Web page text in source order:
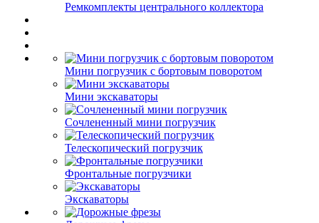
Ремкомплекты центрального коллектора
Мини погрузчик с бортовым поворотом
Мини экскаваторы
Сочлененный мини погрузчик
Телескопический погрузчик
Фронтальные погрузчики
Экскаваторы